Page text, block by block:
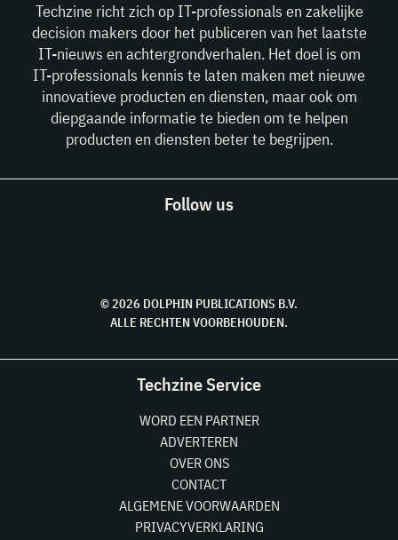
Techzine richt zich op IT-professionals en zakelijke
decision makers door het publiceren van het laatste
IT-nieuws en achtergrondverhalen. Het doel is om
IT-professionals kennis te laten maken met nieuwe
innovatieve producten en diensten, maar ook om
diepgaande informatie te bieden om te helpen
producten en diensten beter te begrijpen.
Follow us
© 2026 DOLPHIN PUBLICATIONS B.V.
ALLE RECHTEN VOORBEHOUDEN.
Techzine Service
WORD EEN PARTNER
ADVERTEREN
OVER ONS
CONTACT
ALGEMENE VOORWAARDEN
PRIVACYVERKLARING